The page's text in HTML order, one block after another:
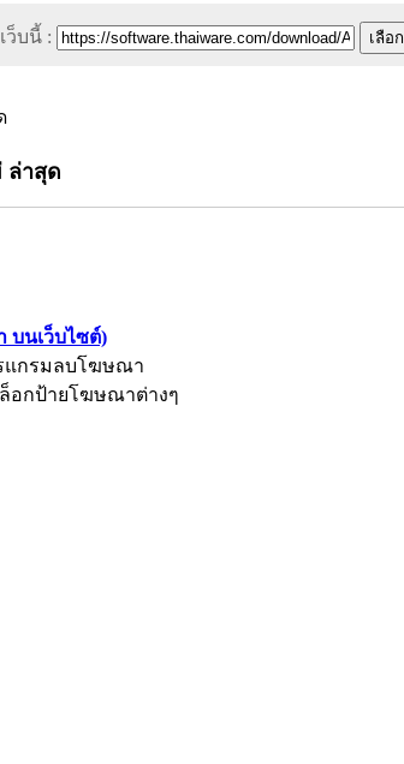
ว็บนี้ :
ล่าสุด
บนเว็บไซต์)
รแกรมลบโฆษณา
ล็อกป้ายโฆษณาต่างๆ